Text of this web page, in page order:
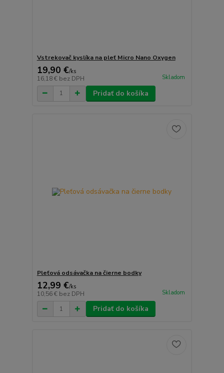
Vstrekovač kyslíka na pleť Micro Nano Oxygen
19,90 €/ks
16,18 € bez DPH Skladom
Pridať do košíka
Pleťová odsávačka na čierne bodky
12,99 €/ks
10,56 € bez DPH Skladom
Pridať do košíka